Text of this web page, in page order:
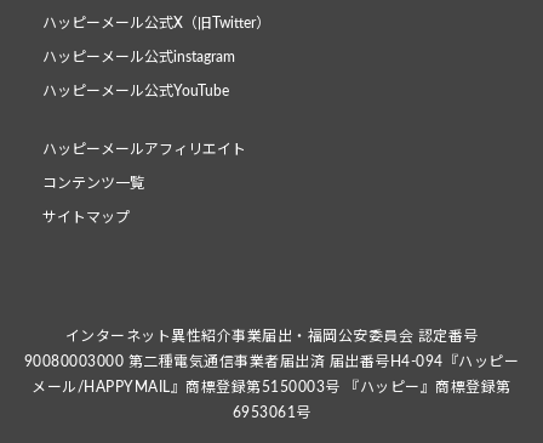
ハッピーメール公式X（旧Twitter）
ハッピーメール公式instagram
ハッピーメール公式YouTube
ハッピーメールアフィリエイト
コンテンツ一覧
サイトマップ
インターネット異性紹介事業届出・福岡公安委員会 認定番号
90080003000 第二種電気通信事業者届出済 届出番号H4-094『ハッピー
メール/HAPPYMAIL』商標登録第5150003号 『ハッピー』商標登録第
6953061号